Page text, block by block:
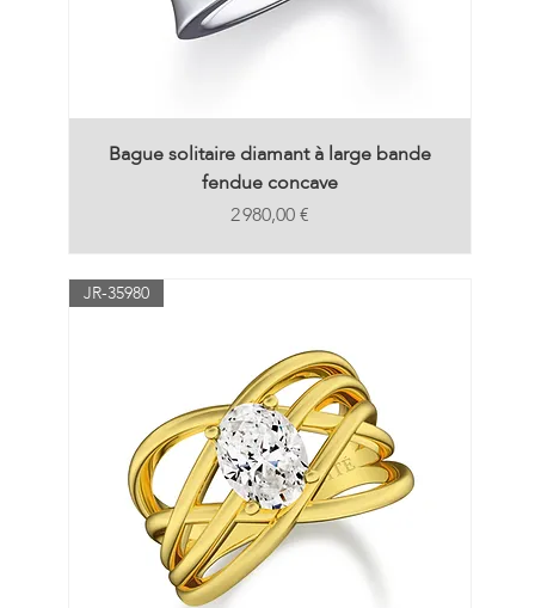
Bague solitaire diamant à large bande
fendue concave
Prix
2 980,00 €
JR-35980